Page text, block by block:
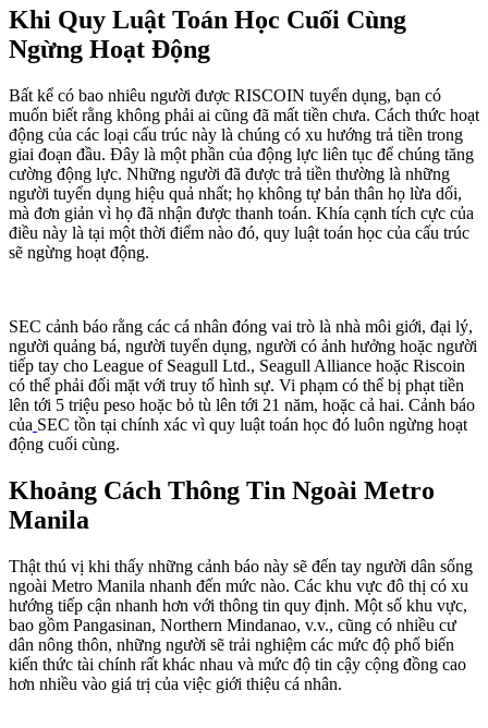
Khi Quy Luật Toán Học Cuối Cùng
Ngừng Hoạt Động
Bất kể có bao nhiêu người được RISCOIN tuyển dụng, bạn có
muốn biết rằng không phải ai cũng đã mất tiền chưa. Cách thức hoạt
động của các loại cấu trúc này là chúng có xu hướng trả tiền trong
giai đoạn đầu. Đây là một phần của động lực liên tục để chúng tăng
cường động lực. Những người đã được trả tiền thường là những
người tuyển dụng hiệu quả nhất; họ không tự bản thân họ lừa dối,
mà đơn giản vì họ đã nhận được thanh toán. Khía cạnh tích cực của
điều này là tại một thời điểm nào đó, quy luật toán học của cấu trúc
sẽ ngừng hoạt động.
SEC cảnh báo rằng các cá nhân đóng vai trò là nhà môi giới, đại lý,
người quảng bá, người tuyển dụng, người có ảnh hưởng hoặc người
tiếp tay cho League of Seagull Ltd., Seagull Alliance hoặc Riscoin
có thể phải đối mặt với truy tố hình sự. Vi phạm có thể bị phạt tiền
lên tới 5 triệu peso hoặc bỏ tù lên tới 21 năm, hoặc cả hai. Cảnh báo
của SEC tồn tại chính xác vì quy luật toán học đó luôn ngừng hoạt
động cuối cùng.
Khoảng Cách Thông Tin Ngoài Metro
Manila
Thật thú vị khi thấy những cảnh báo này sẽ đến tay người dân sống
ngoài Metro Manila nhanh đến mức nào. Các khu vực đô thị có xu
hướng tiếp cận nhanh hơn với thông tin quy định. Một số khu vực,
bao gồm Pangasinan, Northern Mindanao, v.v., cũng có nhiều cư
dân nông thôn, những người sẽ trải nghiệm các mức độ phổ biến
kiến thức tài chính rất khác nhau và mức độ tin cậy cộng đồng cao
hơn nhiều vào giá trị của việc giới thiệu cá nhân.